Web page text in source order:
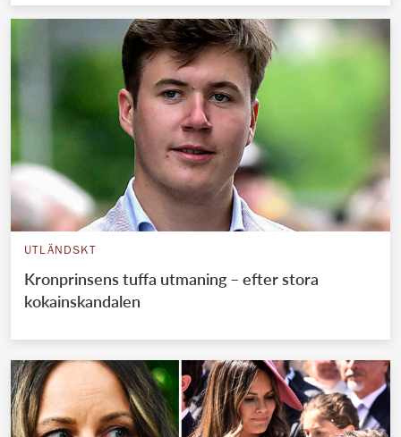
UTLÄNDSKT
Kronprinsens tuffa utmaning – efter stora
kokainskandalen